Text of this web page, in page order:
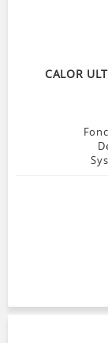
CALOR